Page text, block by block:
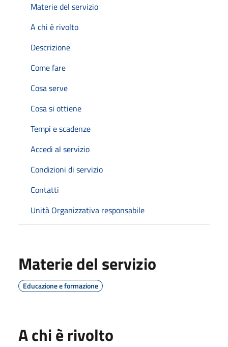
Materie del servizio
A chi è rivolto
Descrizione
Come fare
Cosa serve
Cosa si ottiene
Tempi e scadenze
Accedi al servizio
Condizioni di servizio
Contatti
Unità Organizzativa responsabile
Materie del servizio
Educazione e formazione
A chi è rivolto